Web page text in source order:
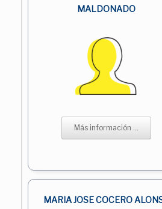
MALDONADO
Más información ...
MARIA JOSE COCERO